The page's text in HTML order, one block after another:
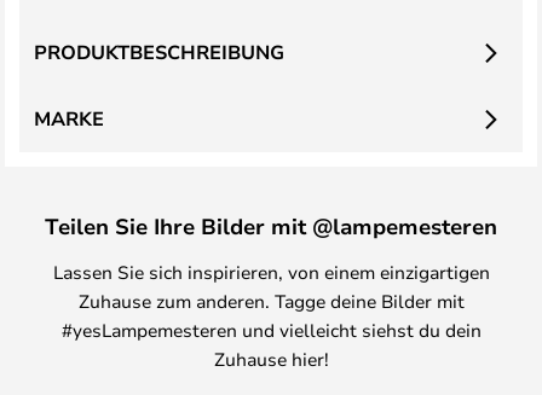
PRODUKTBESCHREIBUNG
MARKE
Teilen Sie Ihre Bilder mit @lampemesteren
Lassen Sie sich inspirieren, von einem einzigartigen
Zuhause zum anderen. Tagge deine Bilder mit
#yesLampemesteren und vielleicht siehst du dein
Zuhause hier!